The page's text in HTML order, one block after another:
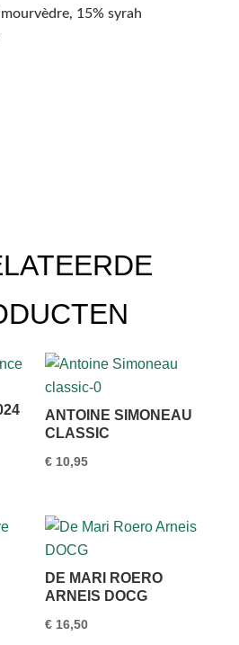
15% syrah
ANTOINE SIMONEAU
CLASSIC
€ 10,95
DE MARI ROERO
ARNEIS DOCG
€ 16,50